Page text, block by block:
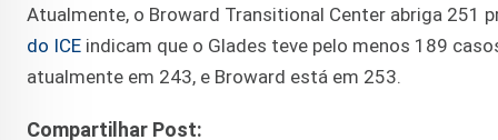
Atualmente, o Broward Transitional Center abriga 251
do ICE indicam que o Glades teve pelo menos 189
atualmente em 243, e Broward está em 253.
Compartilhar Post: